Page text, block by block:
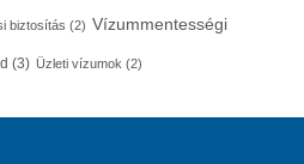
biztosítás (2) Vízummentességi
(3) Üzleti vízumok (2)